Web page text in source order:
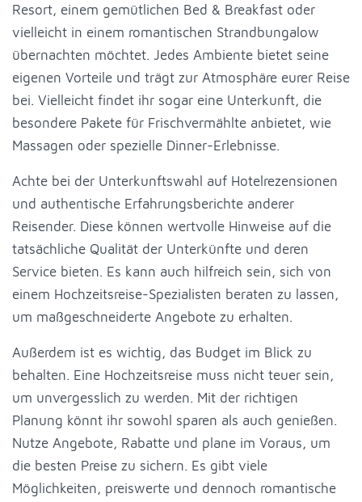
Resort, einem gemütlichen Bed & Breakfast oder
vielleicht in einem romantischen Strandbungalow
übernachten möchtet. Jedes Ambiente bietet seine
eigenen Vorteile und trägt zur Atmosphäre eurer Reise
bei. Vielleicht findet ihr sogar eine Unterkunft, die
besondere Pakete für Frischvermählte anbietet, wie
Massagen oder spezielle Dinner-Erlebnisse.
Achte bei der Unterkunftswahl auf Hotelrezensionen
und authentische Erfahrungsberichte anderer
Reisender. Diese können wertvolle Hinweise auf die
tatsächliche Qualität der Unterkünfte und deren
Service bieten. Es kann auch hilfreich sein, sich von
einem Hochzeitsreise-Spezialisten beraten zu lassen,
um maßgeschneiderte Angebote zu erhalten.
Außerdem ist es wichtig, das Budget im Blick zu
behalten. Eine Hochzeitsreise muss nicht teuer sein,
um unvergesslich zu werden. Mit der richtigen
Planung könnt ihr sowohl sparen als auch genießen.
Nutze Angebote, Rabatte und plane im Voraus, um
die besten Preise zu sichern. Es gibt viele
Möglichkeiten, preiswerte und dennoch romantische